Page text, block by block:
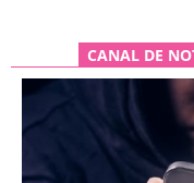
CANAL DE